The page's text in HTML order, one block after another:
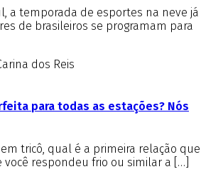
a temporada de esportes na neve já
de brasileiros se programam para
dos Reis
para todas as estações? Nós
tricô, qual é a primeira relação que
você respondeu frio ou similar a […]